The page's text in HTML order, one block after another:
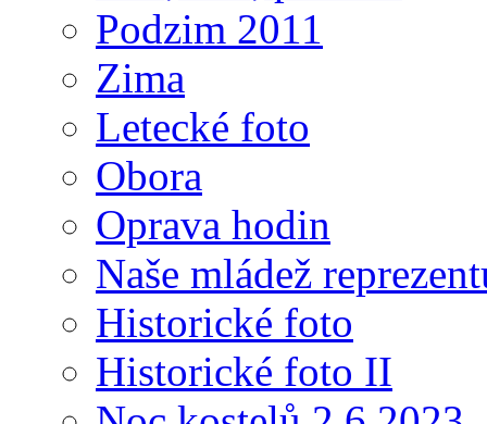
Podzim 2011
Zima
Letecké foto
Obora
Oprava hodin
Naše mládež
Historické foto
Historické foto II